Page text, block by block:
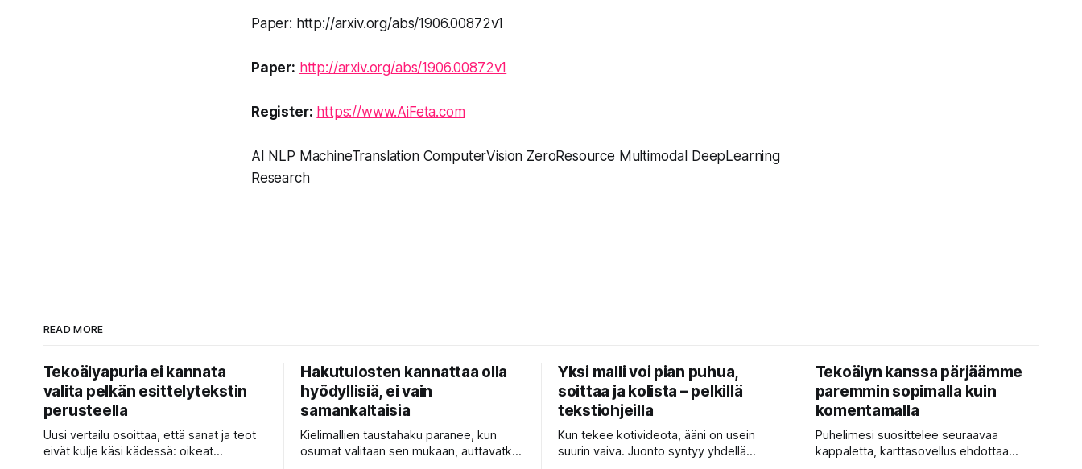
Paper: http://arxiv.org/abs/1906.00872v1
Paper: http://arxiv.org/abs/1906.00872v1
Register: https://www.AiFeta.com
AI NLP MachineTranslation ComputerVision ZeroResource Multimodal DeepLearning
Research
READ MORE
Tekoälyapuria ei kannata
valita pelkän esittelytekstin
perusteella
Uusi vertailu osoittaa, että sanat ja teot
eivät kulje käsi kädessä: oikeat
Hakutulosten kannattaa olla
hyödyllisiä, ei vain
samankaltaisia
Kielimallien taustahaku paranee, kun
osumat valitaan sen mukaan, auttavatko
Yksi malli voi pian puhua,
soittaa ja kolista – pelkillä
tekstiohjeilla
Kun tekee kotivideota, ääni on usein
suurin vaiva. Juonto syntyy yhdellä
Tekoälyn kanssa pärjäämme
paremmin sopimalla kuin
komentamalla
Puhelimesi suosittelee seuraavaa
kappaletta, karttasovellus ehdottaa